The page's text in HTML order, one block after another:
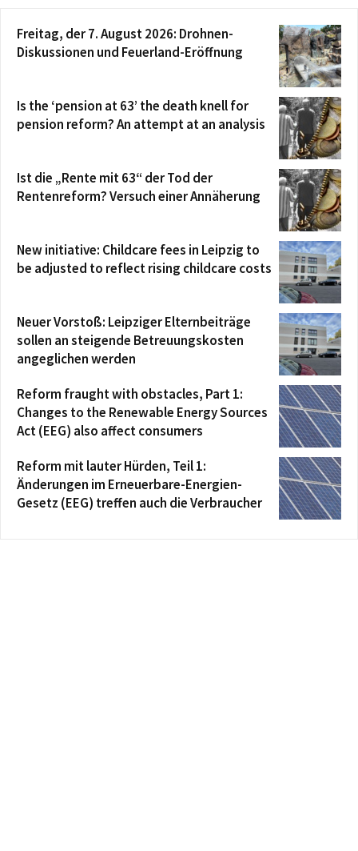
Freitag, der 7. August 2026: Drohnen-
Diskussionen und Feuerland-Eröffnung
Is the ‘pension at 63’ the death knell for
pension reform? An attempt at an analysis
Ist die „Rente mit 63“ der Tod der
Rentenreform? Versuch einer Annäherung
New initiative: Childcare fees in Leipzig to
be adjusted to reflect rising childcare costs
Neuer Vorstoß: Leipziger Elternbeiträge
sollen an steigende Betreuungskosten
angeglichen werden
Reform fraught with obstacles, Part 1:
Changes to the Renewable Energy Sources
Act (EEG) also affect consumers
Reform mit lauter Hürden, Teil 1:
Änderungen im Erneuerbare-Energien-
Gesetz (EEG) treffen auch die Verbraucher